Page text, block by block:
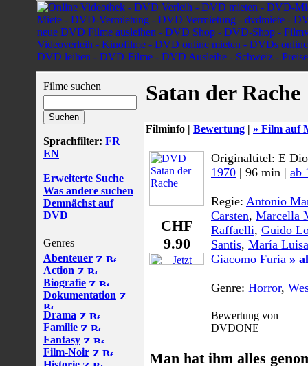
Filme suchen
Sprachfilter: FR
EN
Erweiterte Suche
Was andere suchen
Demnächst auf
DVD
Genres
Abenteuer
Action
Biografie
Dokumentation
Drama
Familie
Fantasy
Film-Noir
Satan der Rache
Filminfo | Bewertung | » Film auf
CHF
9.90
Originaltitel: E
1970 | 96 min | ab
Regie: Antonio
Carsten, Marcella
Raffaelli, Guido
Santis, María
Giacomo Furia »
Genre: Horror,
Bewertung von
DVDONE
Man hat ihm alles